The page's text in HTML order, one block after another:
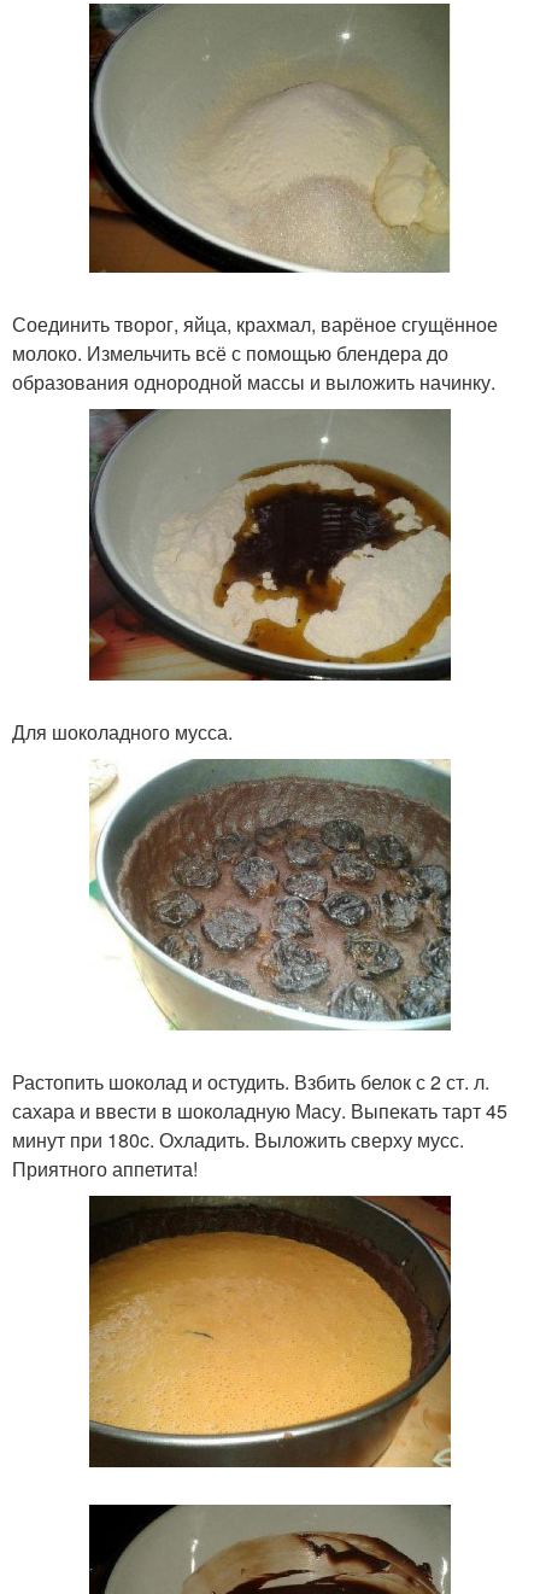
Соединить творог, яйца, крахмал, варёное сгущённое
молоко. Измельчить всё с помощью блендера до
образования однородной массы и выложить начинку.
Для шоколадного мусса.
Растопить шоколад и остудить. Взбить белок с 2 ст. л.
сахара и ввести в шоколадную Масу. Выпекать тарт 45
минут при 180c. Охладить. Выложить сверху мусс.
Приятного аппетита!